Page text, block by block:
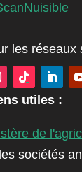
les réseaux
utiles :
de
sociétés